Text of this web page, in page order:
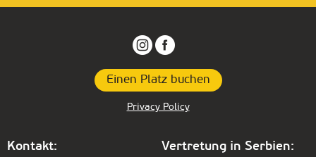
Einen Platz buchen
Privacy Policy
Kontakt: Vertretung in Serbien: